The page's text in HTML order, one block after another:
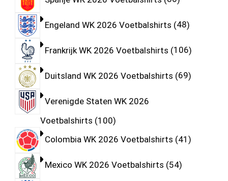
Engeland WK 2026 Voetbalshirts 48
Frankrijk WK 2026 Voetbalshirts 106
Duitsland WK 2026 Voetbalshirts 69
Verenigde Staten WK 2026
Voetbalshirts 100
Colombia WK 2026 Voetbalshirts 41
Mexico WK 2026 Voetbalshirts 54